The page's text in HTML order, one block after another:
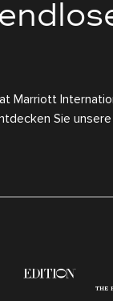
Marriott
Sie